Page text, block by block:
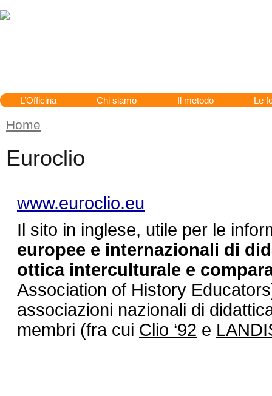
L’Officina Chi siamo Il metodo Le
Tu sei qui
Home
Euroclio
www.euroclio.eu
Il sito in inglese, utile per le
europee e internazionali di
ottica interculturale e
Association of History
associazioni nazionali di
membri (fra cui Clio ‘92 e